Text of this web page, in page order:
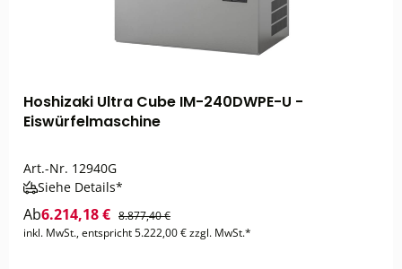
Hoshizaki Ultra Cube IM-240DWPE-U -
Eiswürfelmaschine
Art.-Nr. 12940G
Siehe Details*
Ab6.214,18 € 8.877,40 €
inkl. MwSt., entspricht 5.222,00 € zzgl. MwSt.*